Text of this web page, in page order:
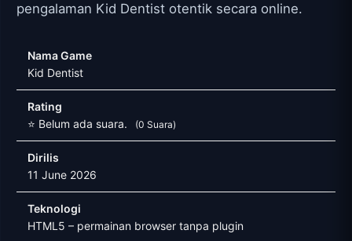
pengalaman Kid Dentist otentik secara online.
Nama Game
Kid Dentist
Rating
⭐ Belum ada suara.
(0 Suara)
Dirilis
11 June 2026
Teknologi
HTML5 – permainan browser tanpa plugin